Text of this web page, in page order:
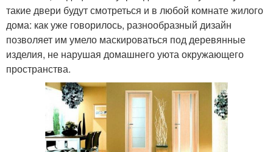
такие двери будут смотреться и в любой комнате жилого
дома: как уже говорилось, разнообразный дизайн
позволяет им умело маскироваться под деревянные
изделия, не нарушая домашнего уюта окружающего
пространства.